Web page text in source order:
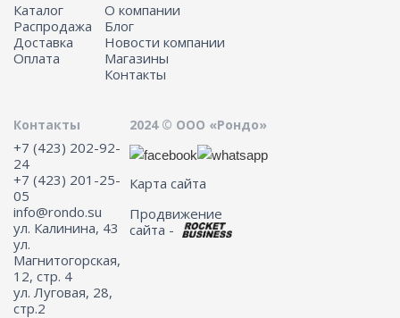
Каталог
Распродажа
Доставка
Оплата
О компании
Блог
Новости компании
Магазины
Контакты
Контакты
+7 (423) 202-92-
24
+7 (423) 201-25-
05
info@rondo.su
ул. Калинина, 43
ул.
Магнитогорская,
12, стр. 4
ул. Луговая, 28,
стр.2
2024 © ООО «Рондо»
Карта сайта
Продвижение
сайта -